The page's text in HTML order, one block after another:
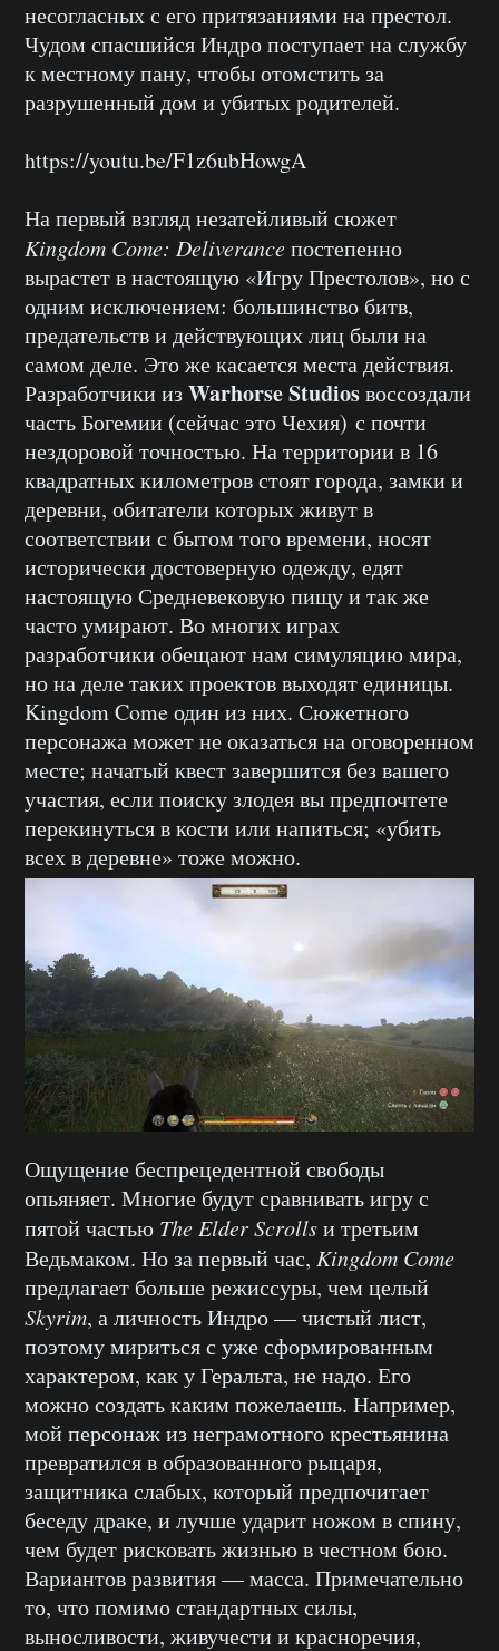
несогласных с его притязаниями на престол.
Чудом спасшийся Индро поступает на службу
к местному пану, чтобы отомстить за
разрушенный дом и убитых родителей.
https://youtu.be/F1z6ubHowgA
На первый взгляд незатейливый сюжет
Kingdom Come: Deliveranceпостепенно
вырастет в настоящую «Игру Престолов», но с
одним исключением: большинство битв,
предательств и действующих лиц были на
самом деле. Это же касается места действия.
Разработчики изWarhorse Studiosвоссоздали
часть Богемии (сейчас это Чехия) с почти
нездоровой точностью. На территории в 16
квадратных километров стоят города, замки и
деревни, обитатели которых живут в
соответствии с бытом того времени, носят
исторически достоверную одежду, едят
настоящую Средневековую пищу и так же
часто умирают. Во многих играх
разработчики обещают нам симуляцию мира,
но на деле таких проектов выходят единицы.
Kingdom Come один из них. Сюжетного
персонажа может не оказаться на оговоренном
месте; начатый квест завершится без вашего
участия, если поиску злодея вы предпочтете
перекинуться в кости или напиться; «убить
всех в деревне» тоже можно.
Ощущение беспрецедентной свободы
опьяняет. Многие будут сравнивать игру с
пятой частью The Elder Scrollsи третьим
Ведьмаком. Но за первый час, Kingdom Come
предлагает больше режиссуры, чем целый
Skyrim, а личность Индро — чистый лист,
поэтому мириться с уже сформированным
характером, как у Геральта, не надо. Его
можно создать каким пожелаешь. Например,
мой персонаж из неграмотного крестьянина
превратился в образованного рыцаря,
защитника слабых, который предпочитает
беседу драке, и лучше ударит ножом в спину,
чем будет рисковать жизнью в честном бою.
Вариантов развития — масса. Примечательно
то, что помимо стандартных силы,
выносливости, живучести и красноречия,